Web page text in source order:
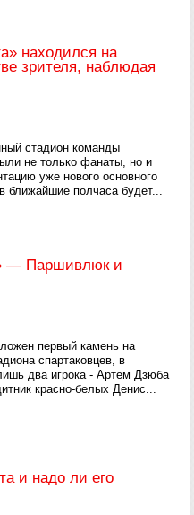
находился на
зрителя, наблюдая
стадион команды
не только фанаты, но и
уже нового основного
ближайшие полчаса будет...
— Паршивлюк и
первый камень на
спартаковцев, в
два игрока - Артем Дзюба
красно-белых Денис...
и надо ли его